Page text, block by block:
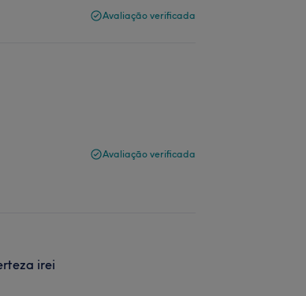
Avaliação verificada
Avaliação verificada
irei